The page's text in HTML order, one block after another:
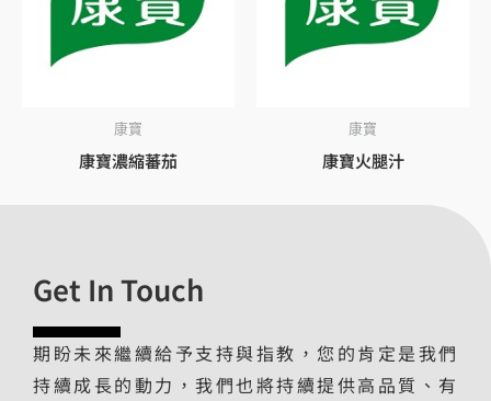
康寶
康寶濃縮蕃茄
康寶
康寶火腿汁
Get In Touch
期盼未來繼續給予支持與指教，您的肯定是我們
持續成長的動力，我們也將持續提供高品質、有